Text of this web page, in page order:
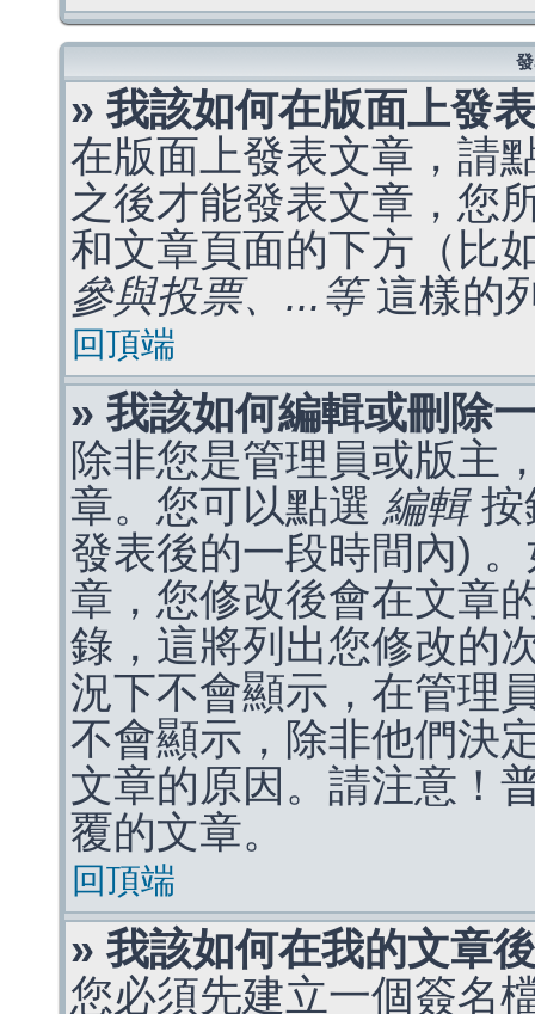
» 我該如何在版面上發
在版面上發表文章，請
之後才能發表文章，您
和文章頁面的下方（比
參與投票、...等這樣的
回頂端
» 我該如何編輯或刪除
除非您是管理員或版主
章。您可以點選 編輯按
發表後的一段時間內)
章，您修改後會在文章
錄，這將列出您修改的
況下不會顯示，在管理
不會顯示，除非他們決
文章的原因。請注意！
覆的文章。
回頂端
» 我該如何在我的文章
您必須先建立一個簽名